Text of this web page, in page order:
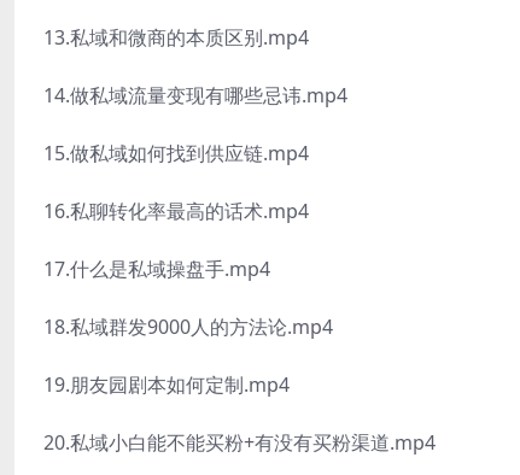
13.私域和微商的本质区别.mp4
14.做私域流量变现有哪些忌讳.mp4
15.做私域如何找到供应链.mp4
16.私聊转化率最高的话术.mp4
17.什么是私域操盘手.mp4
18.私域群发9000人的方法论.mp4
19.朋友园剧本如何定制.mp4
20.私域小白能不能买粉+有没有买粉渠道.mp4